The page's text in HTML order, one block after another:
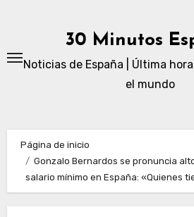
30 Minutos
Noticias de España | Última
el mundo
Página de inicio
Gonzalo Bernardos se pronuncia
salario mínimo en España: «Quienes